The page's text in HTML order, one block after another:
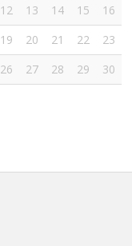
12 13 14 15
16
19 20 21 22
23
26 27 28 29
30